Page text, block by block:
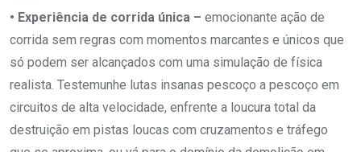
• Experiência de corrida única – emocionante ação de
corrida sem regras com momentos marcantes e únicos que
só podem ser alcançados com uma simulação de física
realista. Testemunhe lutas insanas pescoço a pescoço em
circuitos de alta velocidade, enfrente a loucura total da
destruição em pistas loucas com cruzamentos e tráfego